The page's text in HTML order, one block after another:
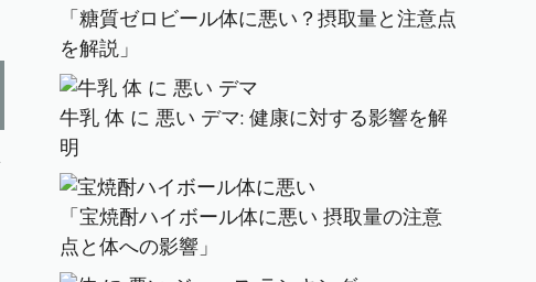
「糖質ゼロビール体に悪い？摂取量と注意点
を解説」
牛乳 体 に 悪い デマ: 健康に対する影響を解
明
「宝焼酎ハイボール体に悪い 摂取量の注意
点と体への影響」